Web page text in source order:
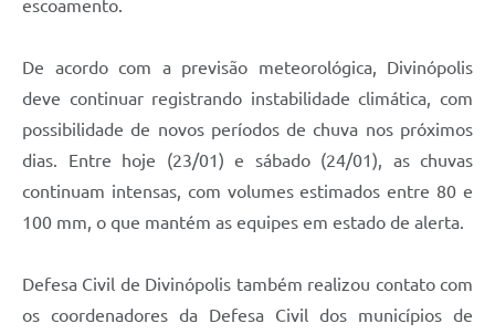
escoamento.
De acordo com a previsão meteorológica, Divinópolis
deve continuar registrando instabilidade climática, com
possibilidade de novos períodos de chuva nos próximos
dias. Entre hoje (23/01) e sábado (24/01), as chuvas
continuam intensas, com volumes estimados entre 80 e
100 mm, o que mantém as equipes em estado de alerta.
Defesa Civil de Divinópolis também realizou contato com
os coordenadores da Defesa Civil dos municípios de